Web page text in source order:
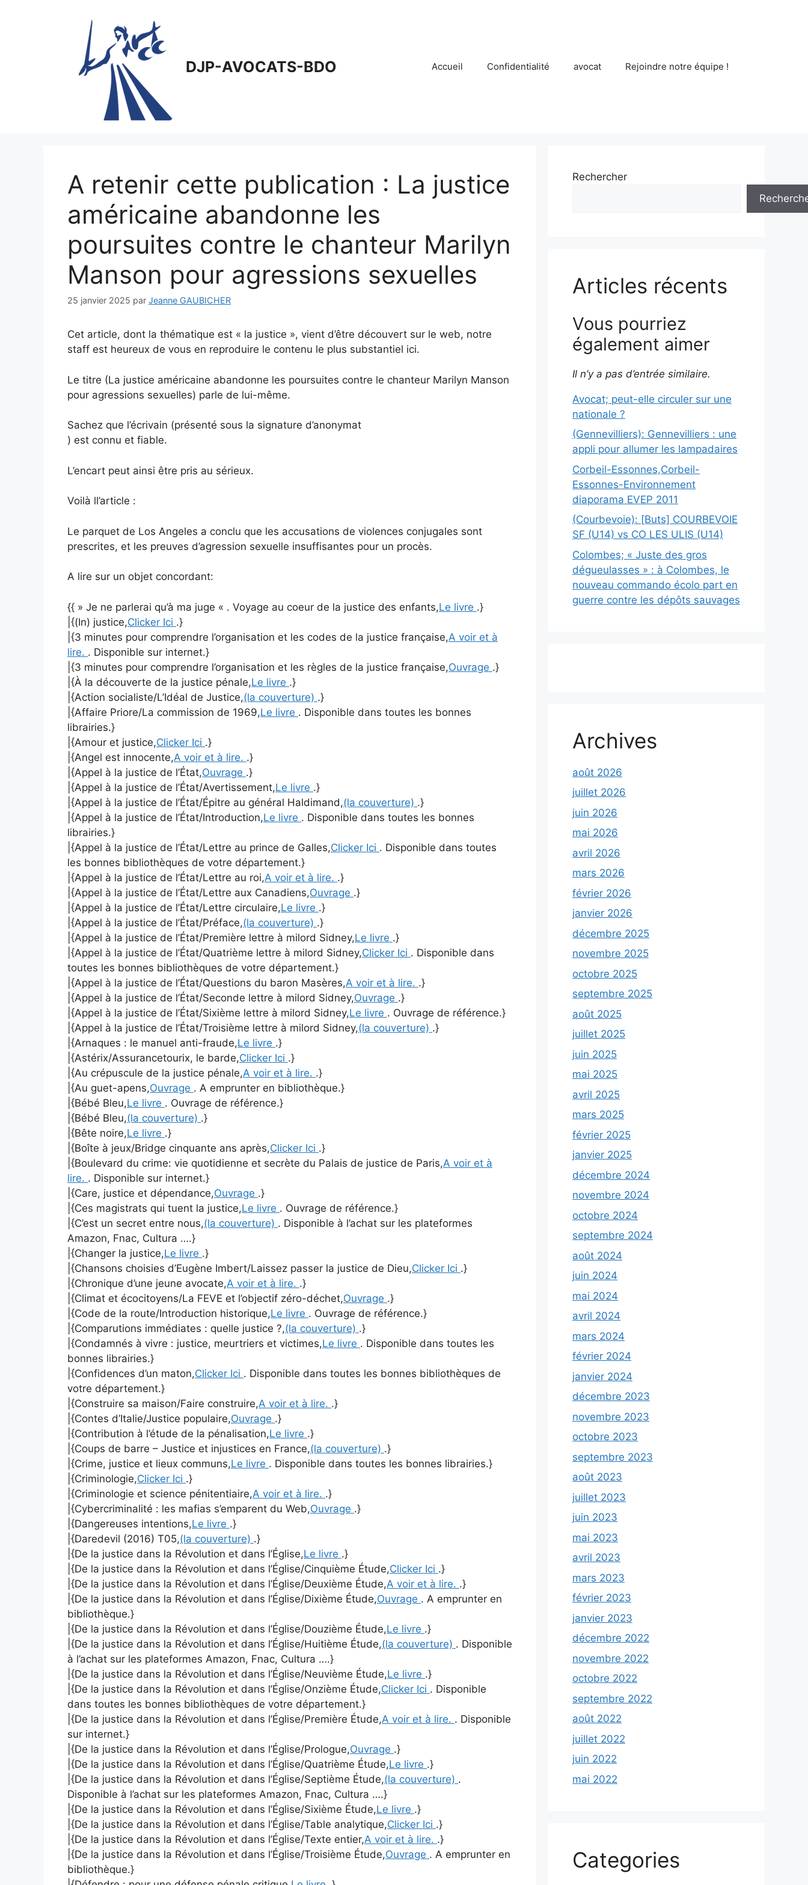
DJP-AVOCATS-BDO Accueil Confidentialité avocat Rejoindre notre équipe !
A retenir cette publication : La justice
américaine abandonne les
poursuites contre le chanteur Marilyn
Manson pour agressions sexuelles
25 janvier 2025 par Jeanne GAUBICHER
Cet article, dont la thématique est « la justice », vient d’être découvert sur le web, notre
staff est heureux de vous en reproduire le contenu le plus substantiel ici.
Le titre (La justice américaine abandonne les poursuites contre le chanteur Marilyn Manson
pour agressions sexuelles) parle de lui-même.
Sachez que l’écrivain (présenté sous la signature d’anonymat
) est connu et fiable.
L’encart peut ainsi être pris au sérieux.
Voilà ll’article :
Le parquet de Los Angeles a conclu que les accusations de violences conjugales sont
prescrites, et les preuves d’agression sexuelle insuffisantes pour un procès.
A lire sur un objet concordant:
{{ » Je ne parlerai qu’à ma juge « . Voyage au coeur de la justice des enfants,Le livre .}
|{(In) justice,Clicker Ici .}
|{3 minutes pour comprendre l’organisation et les codes de la justice française,A voir et à
lire. . Disponible sur internet.}
|{3 minutes pour comprendre l’organisation et les règles de la justice française,Ouvrage .}
|{À la découverte de la justice pénale,Le livre .}
|{Action socialiste/L’Idéal de Justice,(la couverture) .}
|{Affaire Priore/La commission de 1969,Le livre . Disponible dans toutes les bonnes
librairies.}
|{Amour et justice,Clicker Ici .}
|{Angel est innocente,A voir et à lire. .}
|{Appel à la justice de l’État,Ouvrage .}
|{Appel à la justice de l’État/Avertissement,Le livre .}
|{Appel à la justice de l’État/Épitre au général Haldimand,(la couverture) .}
|{Appel à la justice de l’État/Introduction,Le livre . Disponible dans toutes les bonnes
librairies.}
|{Appel à la justice de l’État/Lettre au prince de Galles,Clicker Ici . Disponible dans toutes
les bonnes bibliothèques de votre département.}
|{Appel à la justice de l’État/Lettre au roi,A voir et à lire. .}
|{Appel à la justice de l’État/Lettre aux Canadiens,Ouvrage .}
|{Appel à la justice de l’État/Lettre circulaire,Le livre .}
|{Appel à la justice de l’État/Préface,(la couverture) .}
|{Appel à la justice de l’État/Première lettre à milord Sidney,Le livre .}
|{Appel à la justice de l’État/Quatrième lettre à milord Sidney,Clicker Ici . Disponible dans
toutes les bonnes bibliothèques de votre département.}
|{Appel à la justice de l’État/Questions du baron Masères,A voir et à lire. .}
|{Appel à la justice de l’État/Seconde lettre à milord Sidney,Ouvrage .}
|{Appel à la justice de l’État/Sixième lettre à milord Sidney,Le livre . Ouvrage de référence.}
|{Appel à la justice de l’État/Troisième lettre à milord Sidney,(la couverture) .}
|{Arnaques : le manuel anti-fraude,Le livre .}
|{Astérix/Assurancetourix, le barde,Clicker Ici .}
|{Au crépuscule de la justice pénale,A voir et à lire. .}
|{Au guet-apens,Ouvrage . A emprunter en bibliothèque.}
|{Bébé Bleu,Le livre . Ouvrage de référence.}
|{Bébé Bleu,(la couverture) .}
|{Bête noire,Le livre .}
|{Boîte à jeux/Bridge cinquante ans après,Clicker Ici .}
|{Boulevard du crime: vie quotidienne et secrète du Palais de justice de Paris,A voir et à
lire. . Disponible sur internet.}
|{Care, justice et dépendance,Ouvrage .}
|{Ces magistrats qui tuent la justice,Le livre . Ouvrage de référence.}
|{C’est un secret entre nous,(la couverture) . Disponible à l’achat sur les plateformes
Amazon, Fnac, Cultura ….}
|{Changer la justice,Le livre .}
|{Chansons choisies d’Eugène Imbert/Laissez passer la justice de Dieu,Clicker Ici .}
|{Chronique d’une jeune avocate,A voir et à lire. .}
|{Climat et écocitoyens/La FEVE et l’objectif zéro-déchet,Ouvrage .}
|{Code de la route/Introduction historique,Le livre . Ouvrage de référence.}
|{Comparutions immédiates : quelle justice ?,(la couverture) .}
|{Condamnés à vivre : justice, meurtriers et victimes,Le livre . Disponible dans toutes les
bonnes librairies.}
|{Confidences d’un maton,Clicker Ici . Disponible dans toutes les bonnes bibliothèques de
votre département.}
|{Construire sa maison/Faire construire,A voir et à lire. .}
|{Contes d’Italie/Justice populaire,Ouvrage .}
|{Contribution à l’étude de la pénalisation,Le livre .}
|{Coups de barre – Justice et injustices en France,(la couverture) .}
|{Crime, justice et lieux communs,Le livre . Disponible dans toutes les bonnes librairies.}
|{Criminologie,Clicker Ici .}
|{Criminologie et science pénitentiaire,A voir et à lire. .}
|{Cybercriminalité : les mafias s’emparent du Web,Ouvrage .}
|{Dangereuses intentions,Le livre .}
|{Daredevil (2016) T05,(la couverture) .}
|{De la justice dans la Révolution et dans l’Église,Le livre .}
|{De la justice dans la Révolution et dans l’Église/Cinquième Étude,Clicker Ici .}
|{De la justice dans la Révolution et dans l’Église/Deuxième Étude,A voir et à lire. .}
|{De la justice dans la Révolution et dans l’Église/Dixième Étude,Ouvrage . A emprunter en
bibliothèque.}
|{De la justice dans la Révolution et dans l’Église/Douzième Étude,Le livre .}
|{De la justice dans la Révolution et dans l’Église/Huitième Étude,(la couverture) . Disponible
à l’achat sur les plateformes Amazon, Fnac, Cultura ….}
|{De la justice dans la Révolution et dans l’Église/Neuvième Étude,Le livre .}
|{De la justice dans la Révolution et dans l’Église/Onzième Étude,Clicker Ici . Disponible
dans toutes les bonnes bibliothèques de votre département.}
|{De la justice dans la Révolution et dans l’Église/Première Étude,A voir et à lire. . Disponible
sur internet.}
|{De la justice dans la Révolution et dans l’Église/Prologue,Ouvrage .}
|{De la justice dans la Révolution et dans l’Église/Quatrième Étude,Le livre .}
|{De la justice dans la Révolution et dans l’Église/Septième Étude,(la couverture) .
Disponible à l’achat sur les plateformes Amazon, Fnac, Cultura ….}
|{De la justice dans la Révolution et dans l’Église/Sixième Étude,Le livre .}
|{De la justice dans la Révolution et dans l’Église/Table analytique,Clicker Ici .}
|{De la justice dans la Révolution et dans l’Église/Texte entier,A voir et à lire. .}
|{De la justice dans la Révolution et dans l’Église/Troisième Étude,Ouvrage . A emprunter en
bibliothèque.}
Rechercher
Articles récents
Vous pourriez
également aimer
Il n’y a pas d’entrée similaire.
Avocat; peut-elle circuler sur une
nationale ?
(Gennevilliers): Gennevilliers : une
appli pour allumer les lampadaires
Corbeil-Essonnes,Corbeil-
Essonnes-Environnement
diaporama EVEP 2011
(Courbevoie): [Buts] COURBEVOIE
SF (U14) vs CO LES ULIS (U14)
Colombes; « Juste des gros
dégueulasses » : à Colombes, le
nouveau commando écolo part en
guerre contre les dépôts sauvages
Archives
août 2026
juillet 2026
juin 2026
mai 2026
avril 2026
mars 2026
février 2026
janvier 2026
décembre 2025
novembre 2025
octobre 2025
septembre 2025
août 2025
juillet 2025
juin 2025
mai 2025
avril 2025
mars 2025
février 2025
janvier 2025
décembre 2024
novembre 2024
octobre 2024
septembre 2024
août 2024
juin 2024
mai 2024
avril 2024
mars 2024
février 2024
janvier 2024
décembre 2023
novembre 2023
octobre 2023
septembre 2023
août 2023
juillet 2023
juin 2023
mai 2023
avril 2023
mars 2023
février 2023
janvier 2023
décembre 2022
novembre 2022
octobre 2022
septembre 2022
août 2022
juillet 2022
juin 2022
mai 2022
Categories